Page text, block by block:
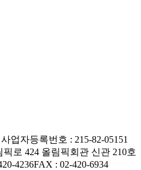
사업자등록번호 : 215-82-05151
로 424 올림픽회관 신관 210호
4236FAX : 02-420-6934